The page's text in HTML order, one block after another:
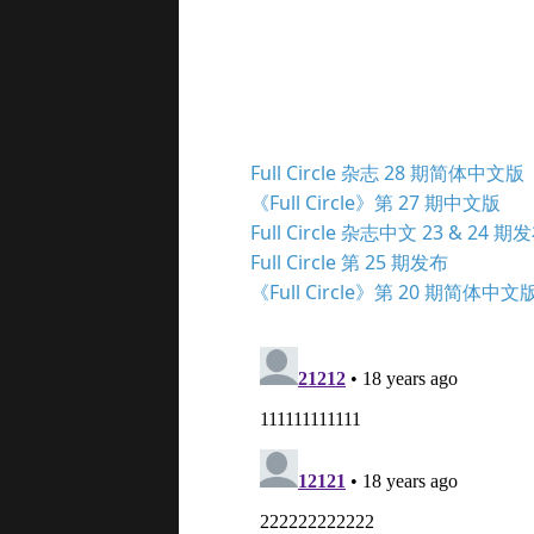
Full Circle 杂志 28 期简体中文版
《Full Circle》第 27 期中文版
Full Circle 杂志中文 23 & 24 期
Full Circle 第 25 期发布
《Full Circle》第 20 期简体中文